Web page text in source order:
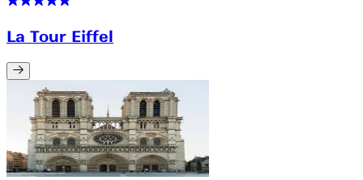
La Tour Eiffel